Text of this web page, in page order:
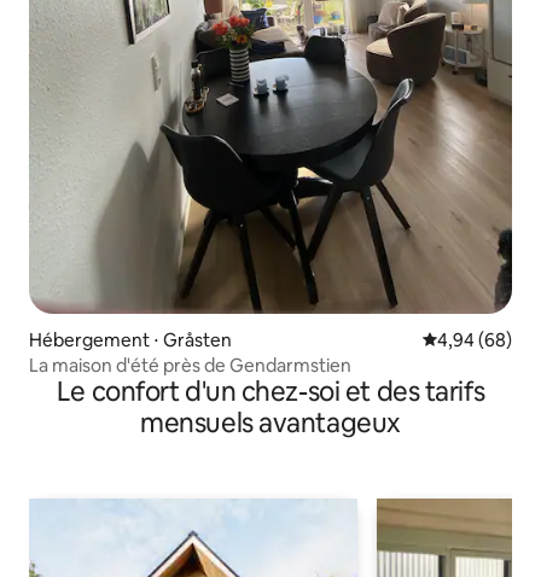
Hébergement ⋅ Gråsten Évaluation
4,94 (68)
La maison d'été près de Gendarmstien
Le confort d'un chez-soi et des tarifs
mensuels avantageux